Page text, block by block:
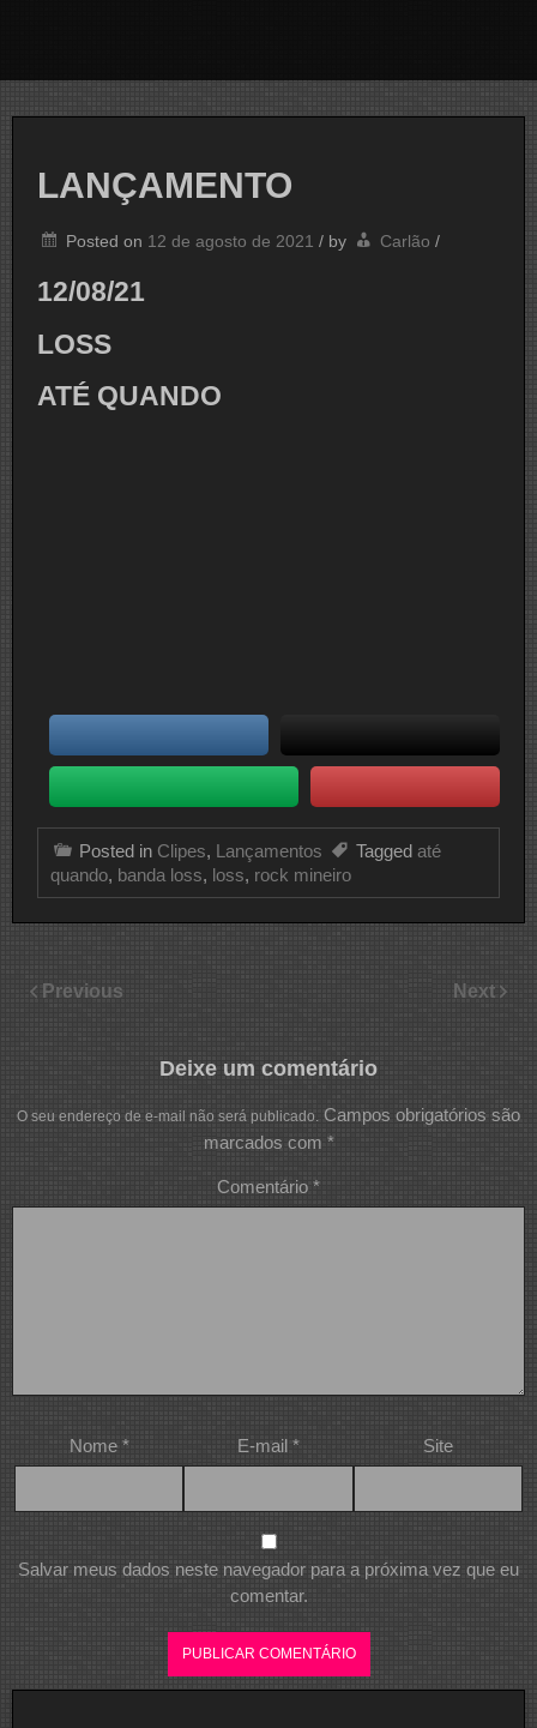
LANÇAMENTO
Posted on 12 de agosto de 2021 / by Carlão /
12/08/21
LOSS
ATÉ QUANDO
Posted in Clipes, Lançamentos Tagged até
quando, banda loss, loss, rock mineiro
Previous Next
Deixe um comentário
O seu endereço de e-mail não será publicado. Campos obrigatórios são
marcados com *
Comentário *
Nome * E-mail * Site
Salvar meus dados neste navegador para a próxima vez que eu
comentar.